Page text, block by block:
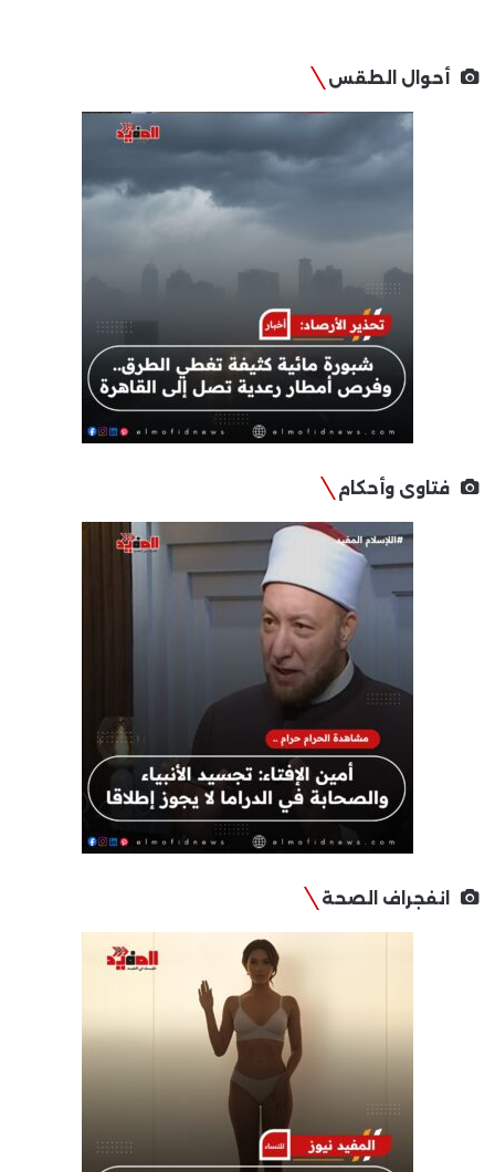
أحوال الطقس
فتاوى وأحكام
انفجراف الصحة